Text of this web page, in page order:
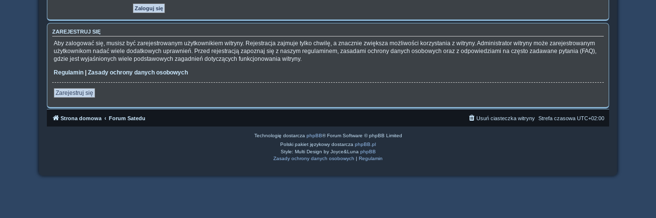
ZAREJESTRUJ SIĘ
Aby zalogować się, musisz być zarejestrowanym użytkownikiem witryny. Rejestracja zajmuje tylko chwilę, a znacznie zwiększa możliwości korzystania z witryny. Administrator witryny może zarejestrowanym
użytkownikom nadać wiele dodatkowych uprawnień. Przed rejestracją zapoznaj się z naszym regulaminem, zasadami ochrony danych osobowych oraz z odpowiedziami na często zadawane pytania (FAQ),
gdzie jest wyjaśnionych wiele podstawowych zagadnień dotyczących funkcjonowania witryny.
Regulamin | Zasady ochrony danych osobowych
Zarejestruj się
Strona domowa Forum Satedu Strefa czasowa UTC+02:00
Usuń ciasteczka witryny
Technologię dostarcza phpBB® Forum Software © phpBB Limited
Polski pakiet językowy dostarcza phpBB.pl
Style: Multi Design by Joyce&Luna phpBB
Zasady ochrony danych osobowych | Regulamin